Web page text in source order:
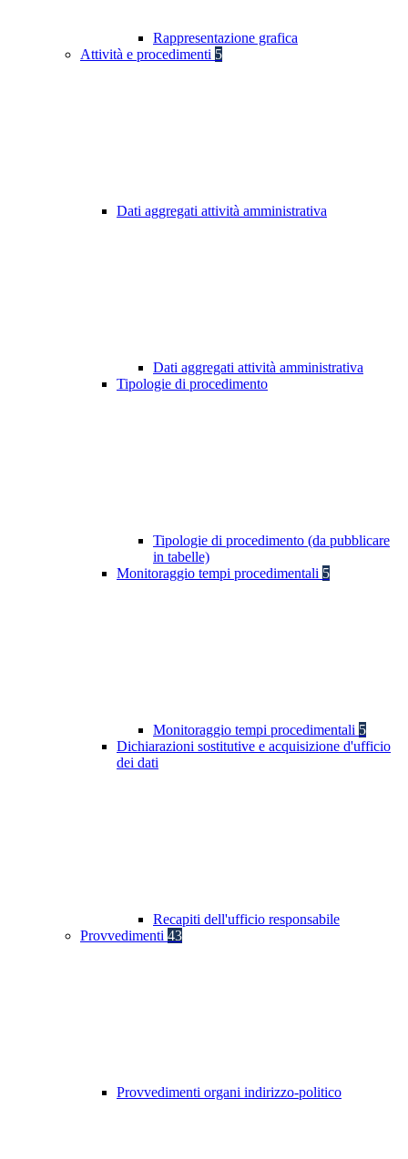
Rappresentazione grafica
Attività e procedimenti 5
Dati aggregati attività amministrativa
Dati aggregati attività amministrativa
Tipologie di procedimento
Tipologie di procedimento (da pubblicare
in tabelle)
Monitoraggio tempi procedimentali 5
Monitoraggio tempi procedimentali 5
Dichiarazioni sostitutive e acquisizione d'ufficio
dei dati
Recapiti dell'ufficio responsabile
Provvedimenti 43
Provvedimenti organi indirizzo-politico